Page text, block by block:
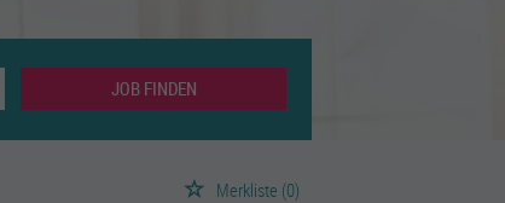
JOB FINDEN
Merkliste (0)